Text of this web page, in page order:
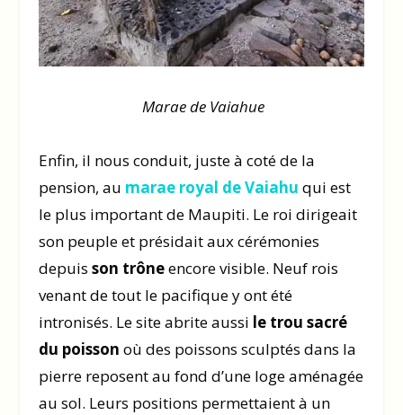
Marae de Vaiahue
Enfin, il nous conduit, juste à coté de la
pension, au marae royal de Vaiahu qui est
le plus important de Maupiti. Le roi dirigeait
son peuple et présidait aux cérémonies
depuis son trôneencore visible. Neuf rois
venant de tout le pacifique y ont été
intronisés. Le site abrite aussi le trou sacré
du poisson où des poissons sculptés dans la
pierre reposent au fond d’une loge aménagée
au sol. Leurs positions permettaient à un